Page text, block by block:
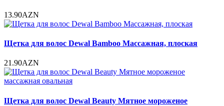
13.90AZN
Щетка для волос Dewal Bamboo Массажная, плоская
21.90AZN
Щетка для волос Dewal Beauty Мятное мороженое